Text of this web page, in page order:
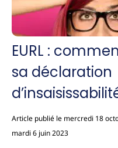
EURL :
sa déclaration
Article publié le mercredi 18
mardi 6 juin 2023